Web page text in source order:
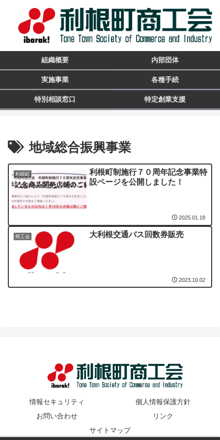
組織概要 内部団体
実施事業 各種手続
特別相談窓口 特定創業支援
地域総合振興事業
利根町
利根町制施行７０周年記念事業特
設ページを公開しました！
2025.01.18
商工会 大利根交通バス回数券販売
2023.10.02
情報セキュリティ
個人情報保護方針
お問い合わせ
リンク
サイトマップ